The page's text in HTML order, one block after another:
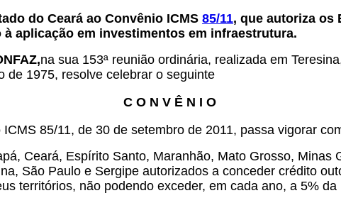
do Ceará ao Convênio ICMS 85/11, que autoriza os
aplicação em investimentos em infraestrutura.
na sua 153ª reunião ordinária, realizada em
de 1975, resolve celebrar o seguinte
C O N V Ê N I O
85/11, de 30 de setembro de 2011, passa vigorar
Ceará, Espírito Santo, Maranhão, Mato Grosso,
São Paulo e Sergipe autorizados a conceder crédito
territórios, não podendo exceder, em cada ano, a 5%